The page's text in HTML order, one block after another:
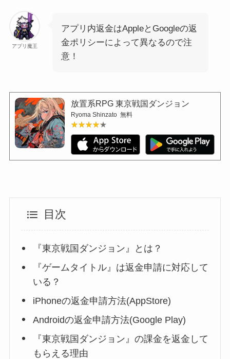
アプリ魔王
アプリ内返金はAppleとGoogleの返
金ポリシーによって異なるので注
意！
放置系RPG 東京戦国ダンジョン
Ryoma Shinzato 無料
★★★★★
★★★★★
目次
『東京戦国ダンジョン』とは？
『ゲームタイトル』は返金申請に対応して
いる？
iPhoneの返金申請方法(AppStore)
Androidの返金申請方法(Google Play)
『東京戦国ダンジョン』の課金を返金して
もらえる理由